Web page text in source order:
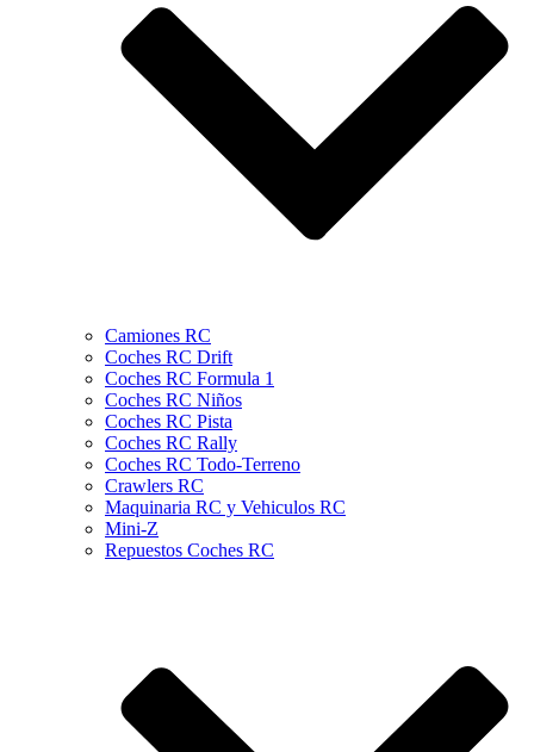
Camiones RC
Coches RC Drift
Coches RC Formula 1
Coches RC Niños
Coches RC Pista
Coches RC Rally
Coches RC Todo-Terreno
Crawlers RC
Maquinaria RC y Vehiculos RC
Mini-Z
Repuestos Coches RC